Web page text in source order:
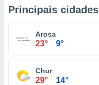
Principais cidades
Arosa
23° 9°
Chur
29° 14°